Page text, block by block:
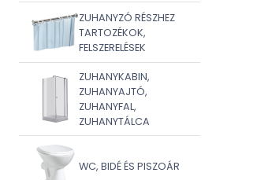
ZUHANYZÓ RÉSZHEZ
TARTOZÉKOK,
FELSZERELÉSEK
ZUHANYKABIN,
ZUHANYAJTÓ,
ZUHANYFAL,
ZUHANYTÁLCA
WC, BIDÉ ÉS PISZOÁR